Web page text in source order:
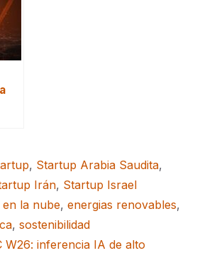
, Startup Arabia Saudita,
Irán, Startup Israel
la nube, energias renovables,
, sostenibilidad
W26: inferencia IA de alto